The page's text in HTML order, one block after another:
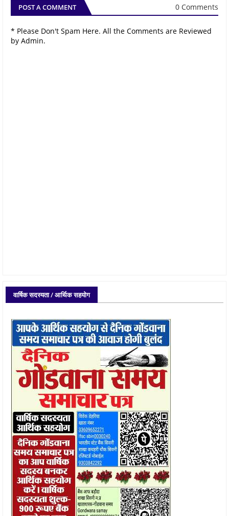
POST A COMMENT 0 Comments
* Please Don't Spam Here. All the Comments are Reviewed
by Admin.
वार्षिक सदस्यता / आर्थिक सहयोग